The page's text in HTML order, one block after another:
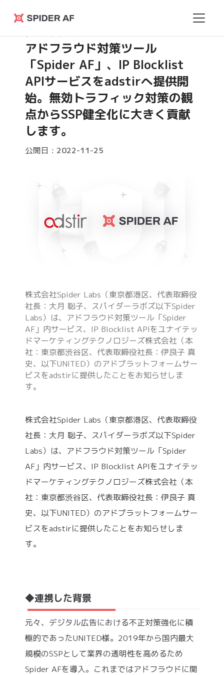
Spider
AF
プレスリリース
アドフラウド対策ツール
「Spider AF」、IP Blocklist
APIサービスをadstirへ提供開
始。無効トラフィック対策の観
点からSSP健全化に大きく貢献
します。
公開日 : 2022-11-25
株式会社Spider Labs（東京都港区、代表取締役
社長：大月 聡子、スパイダーラボズ以下Spider
Labs）は、アドフラウド対策ツール「Spider
AF」内サービス、IP Blocklist APIをユナイテッ
ドマーケティングテクノロジーズ株式会社（本
社：東京都渋谷区、代表取締役社長：伊良子 真
史、以下UNITED）のアドプラットフォームサー
ビスをadstirに提供したことをお知らせしま
す。
株式会社Spider Labs（東京都港区、代表取締役
社長：大月 聡子、スパイダーラボズ以下Spider
Labs）は、アドフラウド対策ツール「Spider
AF」内サービス、IP Blocklist APIをユナイテッ
ドマーケティングテクノロジーズ株式会社（本
社：東京都渋谷区、代表取締役社長：伊良子 真
史、以下UNITED）のアドプラットフォームサー
ビスをadstirに提供したことをお知らせしま
す。
◆連携した背景
元々、デジタル広告における不正対策強化に積
極的であったUNITED様。2019年から国内最大
規模のSSPとして業界の透明性を高めるため
Spider AFを導入。これまではアドフラウドに関